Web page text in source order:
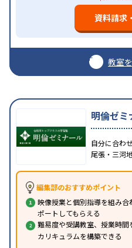
資料請求
教室
明倫ゼミ
自分に合わ
尾張・三河
編集部のおすすめポイント
映像授業と個別指導を組み
ポートしてもらえる
難易度や受講教室、授業時
カリキュラムを構築できる